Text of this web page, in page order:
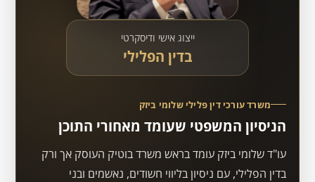
משרד עורכי דין פלילי שלומי ביזק
הניסיון המשפטי שעומד מאחורי התוכן
עו"ד שלומי ביזק עומד בראש משרד בוטיק העוסק אך ורק
בדין הפלילי, עם ניסיון בליווי חשודים, נאשמים ובני
ייצוג אישי ודיסקרטי
בדין הפלילי